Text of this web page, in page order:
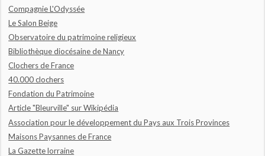
Compagnie L'Odyssée
Le Salon Beige
Observatoire du patrimoine religieux
Bibliothèque diocésaine de Nancy
Clochers de France
40.000 clochers
Fondation du Patrimoine
Article "Bleurville" sur Wikipédia
Association pour le développement du Pays aux Trois Provinces
Maisons Paysannes de France
La Gazette lorraine